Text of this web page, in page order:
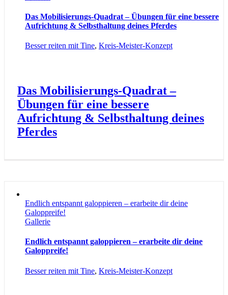
Das Mobilisierungs-Quadrat – Übungen für eine bessere
Aufrichtung & Selbsthaltung deines Pferdes
Besser reiten mit Tine, Kreis-Meister-Konzept
Das Mobilisierungs-Quadrat –
Übungen für eine bessere
Aufrichtung & Selbsthaltung deines
Pferdes
Endlich entspannt galoppieren – erarbeite dir deine
Galoppreife!
Gallerie
Endlich entspannt galoppieren – erarbeite dir deine
Galoppreife!
Besser reiten mit Tine, Kreis-Meister-Konzept